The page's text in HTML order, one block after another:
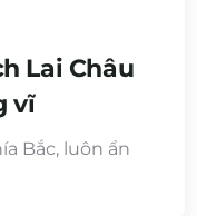
Lai Châu
vĩ
Bắc, luôn ẩn